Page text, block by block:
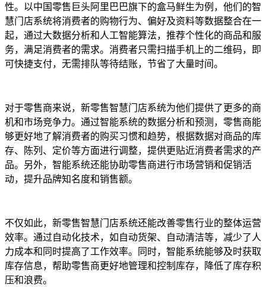
性。以中国零售巨头阿里巴巴旗下的盒马鲜生为例，他们的智
慧门店系统将消费者的购物行为、偏好及资料等数据整合在一
起，通过大数据分析和人工智能算法，推荐个性化的商品和服
务，满足消费者的需求。消费者只需扫描手机上的二维码，即
可快捷支付，无需排队等待结账，节省了大量时间。
对于零售商来说，新零售智慧门店系统为他们提供了更多的商
机和市场竞争力。通过智能系统的数据分析和预测，零售商能
够更好地了解消费者的购买习惯和趋势，根据数据对商品的库
存、陈列、定价等方面进行调整，提供更贴近消费者需求的产
品。另外，智能系统还能协助零售商进行市场营销和促销活
动，提升品牌知名度和销售额。
不仅如此，新零售智慧门店系统还能改善零售行业的整体运营
效率。通过自动化技术，如自动货架、自动清洁等，减少了人
力成本和同时提高了工作效率。同时，智能系统能够及时获取
库存信息，帮助零售商更好地管理和控制库存，降低了库存积
压和浪费。